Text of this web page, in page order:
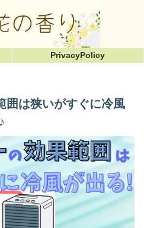
PrivacyPolicy
囲は狭いがすぐに冷風